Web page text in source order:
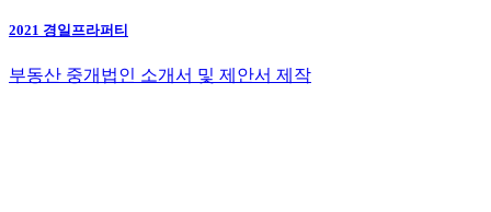
2021 경일프라퍼티
부동산 중개법인 소개서 및 제안서 제작